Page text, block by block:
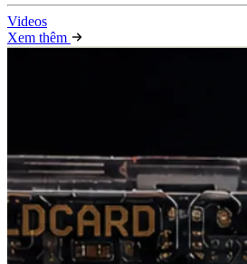
Videos
Xem thêm